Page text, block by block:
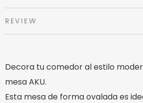
REVIEW
Decora tu comedor al estilo
mesa AKU.
Esta mesa de forma ovalada es